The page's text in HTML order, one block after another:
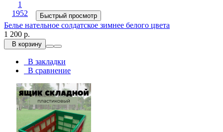
1
1952
Быстрый просмотр
Белье нательное солдатское зимнее белого цвета
1 200 р.
В корзину
В закладки
В сравнение